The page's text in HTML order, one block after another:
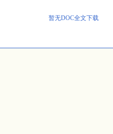
暂无DOC全文下载